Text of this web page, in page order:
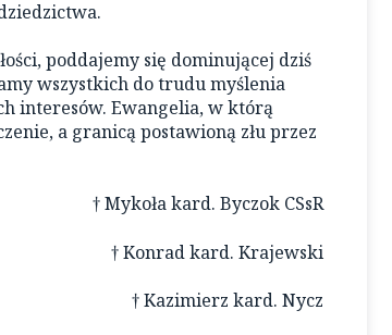
poddajemy się dominującej dziś
wszystkich do trudu myślenia
interesów. Ewangelia, w którą
a granicą postawioną złu przez
† Mykoła kard. Byczok CSsR
† Konrad kard. Krajewski
† Kazimierz kard. Nycz